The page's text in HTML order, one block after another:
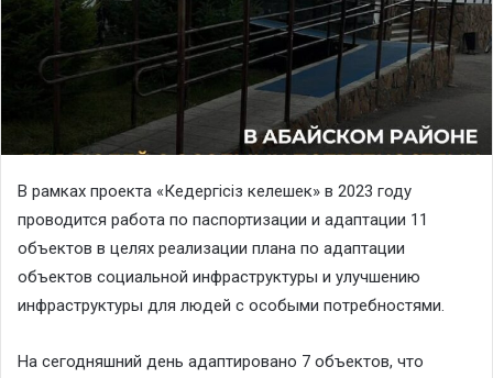
В рамках проекта «Кедергісіз келешек» в 2023 году
проводится работа по паспортизации и адаптации 11
объектов в целях реализации плана по адаптации
объектов социальной инфраструктуры и улучшению
инфраструктуры для людей с особыми потребностями.
На сегодняшний день адаптировано 7 объектов, что